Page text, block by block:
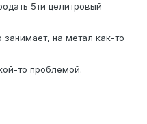
5ти целитровый
на метал как-то
то проблемой.